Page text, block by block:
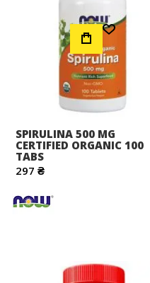
Додати до Списку Бажань
SPIRULINA 500 MG
CERTIFIED ORGANIC 100
TABS
297 ₴